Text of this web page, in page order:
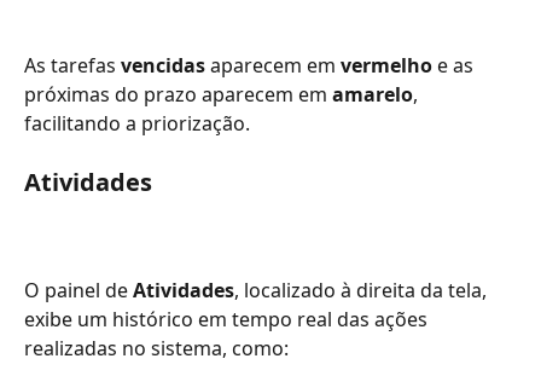
As tarefas vencidas aparecem em vermelho e as
próximas do prazo aparecem em amarelo,
facilitando a priorização.
Atividades
O painel de Atividades, localizado à direita da tela,
exibe um histórico em tempo real das ações
realizadas no sistema, como: